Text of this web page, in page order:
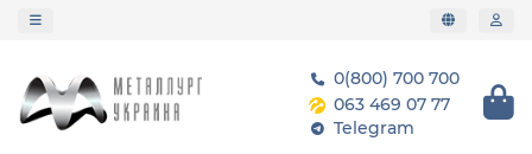
0(800) 700 700
063 469 07 77
Telegram